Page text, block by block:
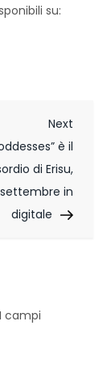
su:
Next
Post
Next
è il
di Erisu,
in
digitale
I campi